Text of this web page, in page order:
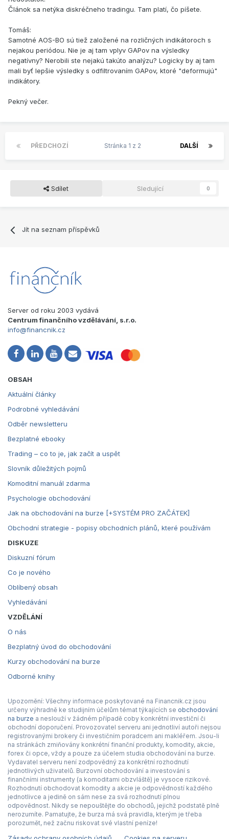
Článok sa netýka diskréčneho tradingu. Tam platí, čo píšete.
Tomáš:
Samotné AOS-BO sú tiež založené na rozličných indikátoroch s
nejakou periódou. Nie je aj tam vplyv GAPov na výsledky
negatívny? Nerobili ste nejakú takúto analýzu? Logicky by aj tam
mali byť lepšie výsledky s odfiltrovaním GAPov, ktoré "deformujú"
indikátory.
Pekný večer.
PŘEDCHOZÍ DALŠÍ
Stránka 1 z 2
Sdílet Sledující 0
Jít na seznam příspěvků
Server od roku 2003 vydává
Centrum finančního vzdělávání, s.r.o.
info@financnik.cz
OBSAH
Aktuální články
Podrobné vyhledávání
Odběr newsletteru
Bezplatné ebooky
Trading – co to je, jak začít a uspět
Slovník důležitých pojmů
Komoditní manuál zdarma
Psychologie obchodování
Jak na obchodování na burze [+SYSTÉM PRO ZAČÁTEK]
Obchodní strategie - popisy obchodních plánů, které používám
DISKUZE
Diskuzní fórum
Co je nového
Oblíbený obsah
Vyhledávání
VZDĚLÁNÍ
O nás
Bezplatný úvod do obchodování
Kurzy obchodování na burze
Odborné knihy
Upozornění: Všechny informace poskytované na Financnik.cz jsou
určeny výhradně ke studijním účelům témat týkajících se obchodování
na burze a neslouží v žádném případě coby konkrétní investiční či
obchodní doporučení. Provozovatel serveru ani jednotliví autoři nejsou
registrovanými brokery či investičním poradcem ani makléřem. Jsou-li
na stránkách zmiňovány konkrétní finanční produkty, komodity, akcie,
forex či opce, vždy a pouze za účelem studia obchodování na burze.
Vydavatel serveru není zodpovědný za konkrétní rozhodnutí
jednotlivých uživatelů. Burzovní obchodování a investování s
finančními instrumenty (a komoditami obzvláště) je vysoce rizikové.
Rozhodnutí obchodovat komodity a akcie je odpovědností každého
jednotlivce a jedině on sám nese za svá rozhodnutí plnou
odpovědnost. Nikdy se nepouštějte do obchodů, jejichž podstatě plně
nerozumíte. Pamatujte, že burza má svá pravidla, kterým je třeba
porozumět, než začnu riskovat své vlastní peníze!